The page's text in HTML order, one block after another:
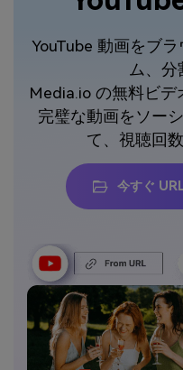
YouTube 動画をブ
ム、分
Media.io の無料ビデ
完璧な動画をソー
て、視聴回
今すぐ